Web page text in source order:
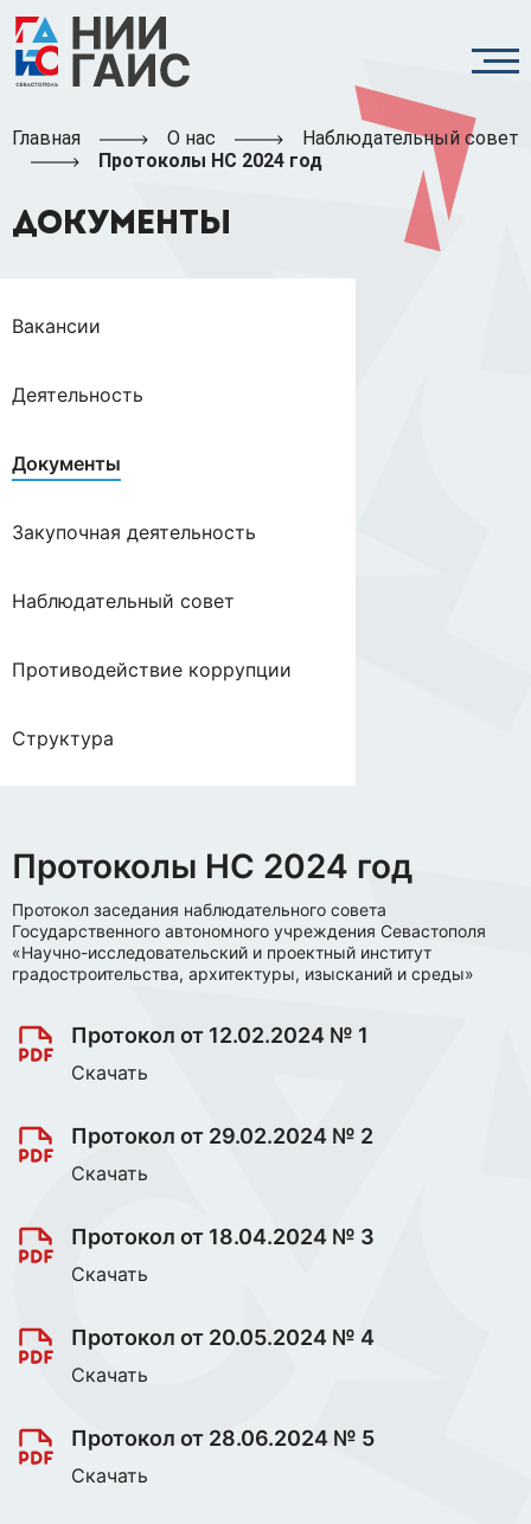
Главная О нас
Наблюдательный совет
Протоколы НС 2024 год
ДОКУМЕНТЫ
Вакансии
Деятельность
Документы
Закупочная деятельность
Наблюдательный совет
Противодействие коррупции
Структура
Протоколы НС 2024 год
Протокол заседания наблюдательного совета
Государственного автономного учреждения Севастополя
«Научно-исследовательский и проектный институт
градостроительства, архитектуры, изысканий и среды»
Протокол от 12.02.2024 № 1
Скачать
Протокол от 29.02.2024 № 2
Скачать
Протокол от 18.04.2024 № 3
Скачать
Протокол от 20.05.2024 № 4
Скачать
Протокол от 28.06.2024 № 5
Скачать